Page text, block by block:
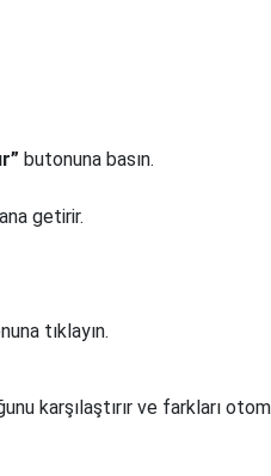
butonuna basın.
getirir.
tıklayın.
karşılaştırır ve farkları